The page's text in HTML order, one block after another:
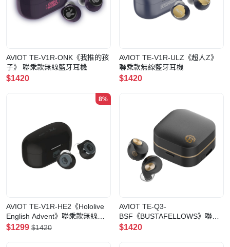
AVIOT TE-V1R-ONK《我推的孩
子》 聯乘款無線藍牙耳機
$1420
AVIOT TE-V1R-ULZ《超人Z》
聯乘款無線藍牙耳機
$1420
8%
AVIOT TE-V1R-HE2《Hololive
English Advent》聯乘款無線藍
牙耳機
$1299 $1420
AVIOT TE-Q3-
BSF《BUSTAFELLOWS》聯乘
款無線藍牙耳機
$1420